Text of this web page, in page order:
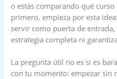
o estás comparando qué curso
primero, empieza por esta
servir como puerta de
estrategia completa ni
La pregunta útil no es si es
con tu momento: empezar sin